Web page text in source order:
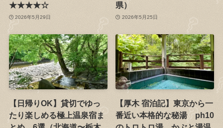
★★★★☆
2026年5月29日
県）
2026年5月25日
【日帰りOK】貸切でゆっ
たり楽しめる極上温泉宿ま
【厚木 宿泊記】東京から一
番近い本格的な秘湯 ph10